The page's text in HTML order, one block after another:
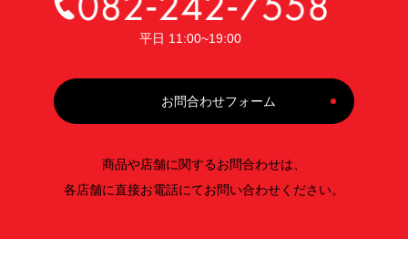
平日 11:00~19:00
お問合わせフォーム
商品や店舗に関するお問合わせは、
各店舗に直接お電話にてお問い合わせください。